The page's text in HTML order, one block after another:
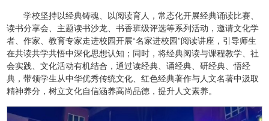
学校坚持以经典铸魂、以阅读育人，常态化开展经典诵读比赛、
读书分享会、主题读书沙龙、书香班级评选等系列活动，邀请文化学
者、作家、教育专家走进校园开展“名家进校园”阅读讲座，引导师生
在共读共学共悟中深化思想认知；同时，将经典阅读与课程教学、社
会实践、文化活动有机结合，通过读经典、诵经典、研经典、悟经
典，带领学生从中华优秀传统文化、红色经典著作与人文名著中汲取
精神养分，树立文化自信涵养高尚品德，提升人文素养。